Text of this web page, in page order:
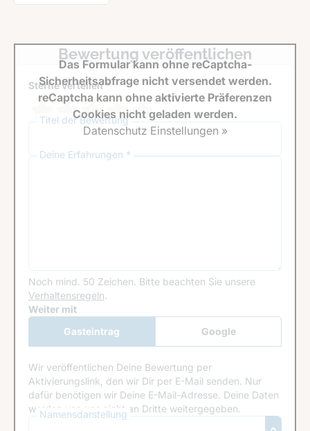
Bewertung veröffentlichen
Sterne verteilen *
Titel der Bewertung
Deine Erfahrungen *
Noch mind. 50 Zeichen. Bitte beachten Sie unsere
Verhaltensregeln.
Google Recaptcha
Weiter mit
Gasteintrag
Google
Anmeldung
Wir veröffentlichen Deine Bewertung per
Aktivierungslink, den wir Dir per E-Mail senden. Nur
dafür benötigen wir Deine E-Mail-Adresse. Deine Daten
werden von uns nicht an Dritte weitergegeben.
Namensdarstellung
Das Formular kann ohne reCaptcha-
Sicherheitsabfrage nicht versendet werden.
reCaptcha kann ohne aktivierte Präferenzen
Cookies nicht geladen werden.
Datenschutz Einstellungen »